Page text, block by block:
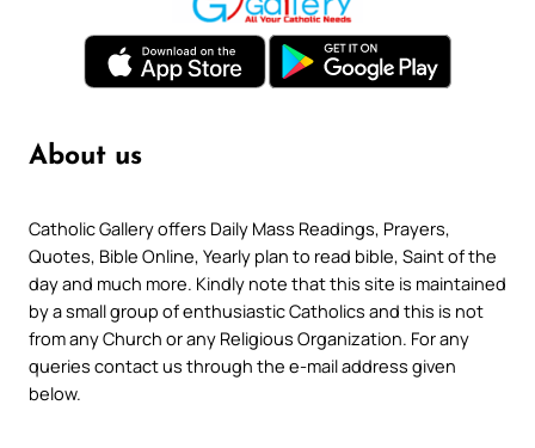
About us
Catholic Gallery offers Daily Mass Readings, Prayers,
Quotes, Bible Online, Yearly plan to read bible, Saint of the
day and much more. Kindly note that this site is maintained
by a small group of enthusiastic Catholics and this is not
from any Church or any Religious Organization. For any
queries contact us through the e-mail address given
below.